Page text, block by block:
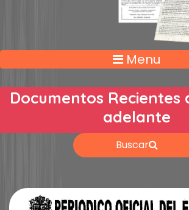
Menu
Documentos Recientes
adelante
Buscar